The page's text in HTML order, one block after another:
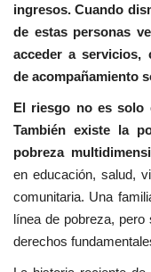
ingresos. Cuando
de estas personas
acceder a servicios,
de acompañamiento
El riesgo no es solo
También existe la
pobreza
en educación, salud,
comunitaria. Una
línea de pobreza,
derechos